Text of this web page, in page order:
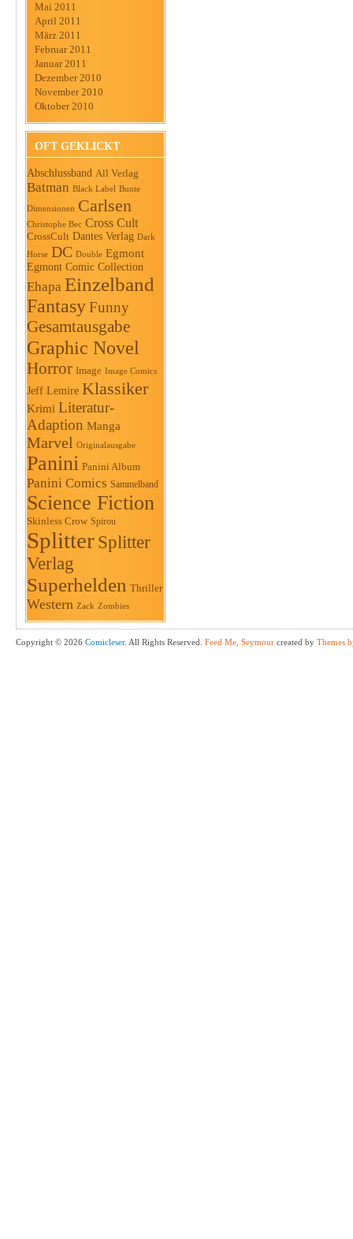
Mai 2011
April 2011
März 2011
Februar 2011
Januar 2011
Dezember 2010
November 2010
Oktober 2010
OFT GEKLICKT
Abschlussband All Verlag
Batman Black Label Bunte
Dimensionen Carlsen
Christophe Bec Cross Cult
CrossCult Dantes Verlag Dark
Horse DC Double Egmont
Egmont Comic Collection
Ehapa Einzelband
FantasyFunny
Gesamtausgabe
Graphic Novel
Horror Image Image Comics
Jeff Lemire Klassiker
Krimi Literatur-
Adaption Manga
Marvel Originalausgabe
Panini Panini Album
Panini Comics Sammelband
Science Fiction
Skinless Crow Spirou
Splitter Splitter
Verlag
Superhelden Thriller
Western Zack Zombies
Copyright © 2026 Comicleser. All Rights Reserved. Feed Me, Seymour created by Themes